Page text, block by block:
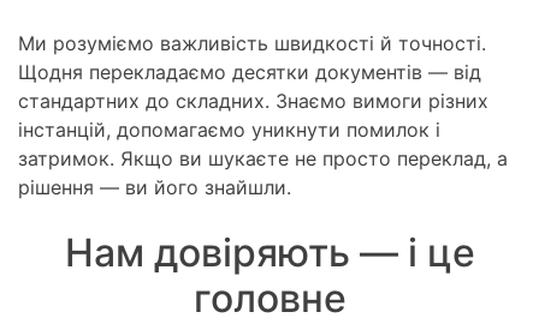
Ми розуміємо важливість швидкості й точності.
Щодня перекладаємо десятки документів — від
стандартних до складних. Знаємо вимоги різних
інстанцій, допомагаємо уникнути помилок і
затримок. Якщо ви шукаєте не просто переклад, а
рішення — ви його знайшли.
Нам довіряють — і це
головне